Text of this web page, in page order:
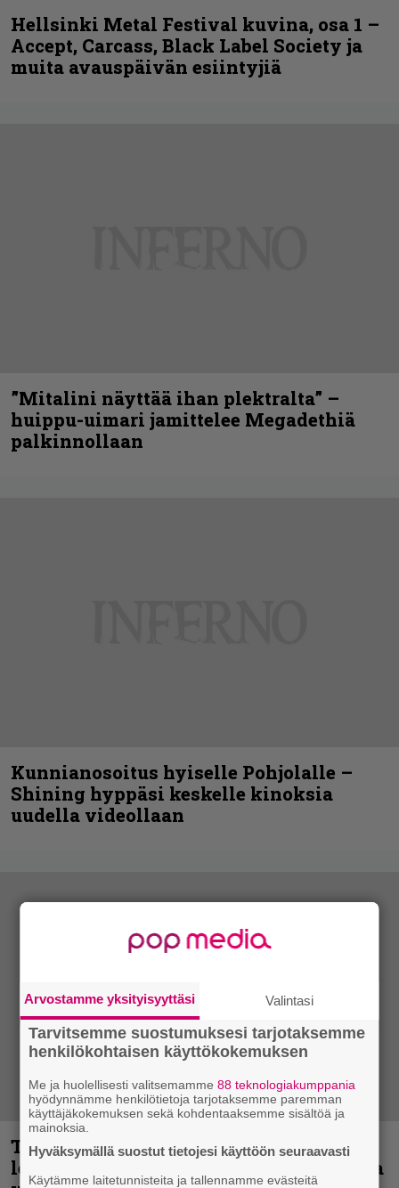
Hellsinki Metal Festival kuvina, osa 1 –
Accept, Carcass, Black Label Society ja
muita avauspäivän esiintyjiä
”Mitalini näyttää ihan plektralta” –
huippu-uimari jamittelee Megadethiä
palkinnollaan
Kunnianosoitus hyiselle Pohjolalle –
Shining hyppäsi keskelle kinoksia
uudella videollaan
Thrash ’n’ roll -yhtye Madred ryydittää
levyjulkaisua keikkareissulla kuvatulla
Arvostamme yksityisyyttäsi Valintasi
Tarvitsemme suostumuksesi tarjotaksemme
henkilökohtaisen käyttökokemuksen
Me ja huolellisesti valitsemamme88 teknologiakumppania
hyödynnämme henkilötietoja tarjotaksemme paremman
käyttäjäkokemuksen sekä kohdentaaksemme sisältöä ja
mainoksia.
Hyväksymällä suostut tietojesi käyttöön seuraavasti
Käytämme laitetunnisteita ja tallennamme evästeitä